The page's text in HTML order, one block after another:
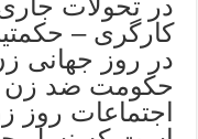
در تحولات
کارگری –
در روز جهانی
حکومت ضد زن
اجتماعات روز